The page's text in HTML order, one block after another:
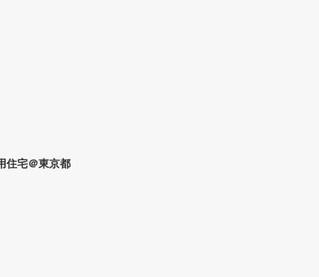
住宅＠東京都